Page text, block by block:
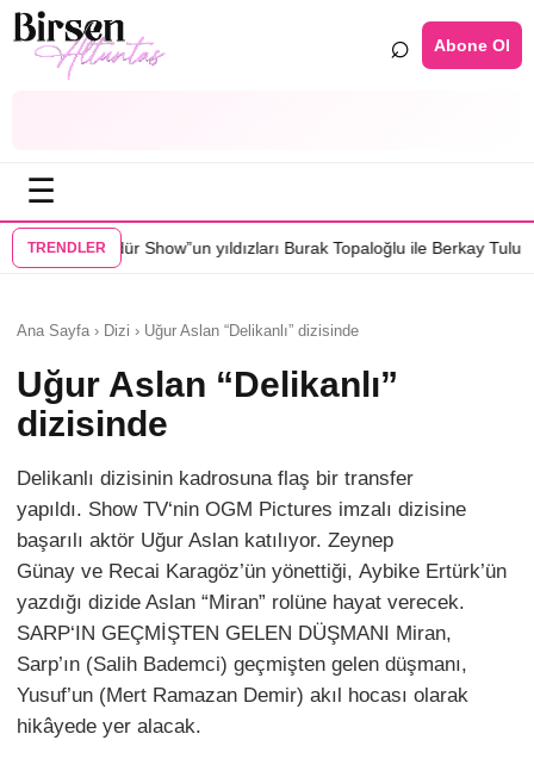
⌕ Abone Ol
☰
TRENDLER
yıldızları Burak Topaloğlu ile Berkay Tulumbacı “Ecünni”
Ana Sayfa › Dizi › Uğur Aslan “Delikanlı” dizisinde
Uğur Aslan “Delikanlı”
dizisinde
Delikanlı dizisinin kadrosuna flaş bir transfer
yapıldı. Show TV‘nin OGM Pictures imzalı dizisine
başarılı aktör Uğur Aslan katılıyor. Zeynep
Günay ve Recai Karagöz’ün yönettiği, Aybike Ertürk’ün
yazdığı dizide Aslan “Miran” rolüne hayat verecek.
SARP‘IN GEÇMİŞTEN GELEN DÜŞMANI Miran,
Sarp’ın (Salih Bademci) geçmişten gelen düşmanı,
Yusuf’un (Mert Ramazan Demir) akıl hocası olarak
hikâyede yer alacak.